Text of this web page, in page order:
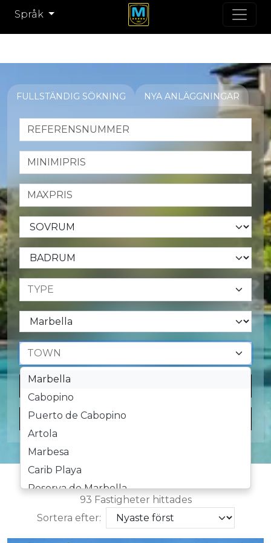
Språk
FULLSTÄNDIG SÖKNING NYA ANLÄGGNINGAR
Marbella
Cabopino
Puerto de Cabopino
Artola
Marbesa
Carib Playa
Reserva de Marbella
Hacienda Las Chapas
Elviria
SÖKNING
93 Fastigheter hittades
Sortera efter: